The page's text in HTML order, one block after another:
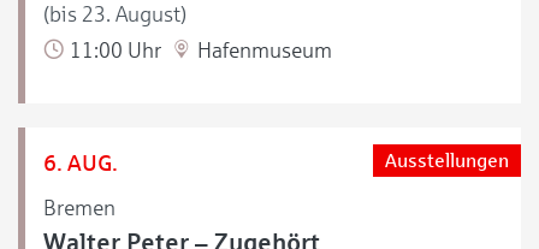
(bis 23. August)
11:00 Uhr
Hafenmuseum
6. AUG.
Bremen
Ausstellungen
Walter Peter – Zugehört